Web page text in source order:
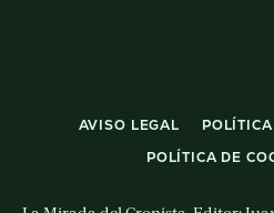
AVISO LEGAL
POLÍTICA DE